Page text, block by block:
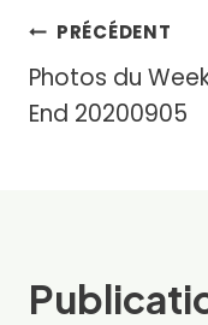
Navigation
de
PRÉCÉDENT
Photos du
End 20200905